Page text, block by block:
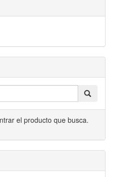
el producto que busca.